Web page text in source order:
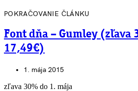
POKRAČOVANIE ČLÁNKU
Font dňa – Gumley (zľava
17,49€)
1. mája 2015
zľava 30% do 1. mája